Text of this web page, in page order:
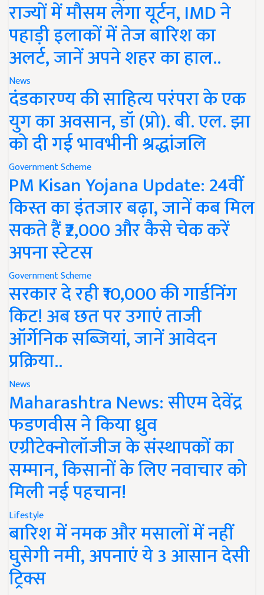
राज्यों में मौसम लेगा यूर्टन, IMD ने
पहाड़ी इलाकों में तेज बारिश का
अलर्ट, जानें अपने शहर का हाल..
News
दंडकारण्य की साहित्य परंपरा के एक
युग का अवसान, डॉ (प्रो). बी. एल. झा
को दी गई भावभीनी श्रद्धांजलि
Government Scheme
PM Kisan Yojana Update: 24वीं
किस्त का इंतजार बढ़ा, जानें कब मिल
सकते हैं ₹2,000 और कैसे चेक करें
अपना स्टेटस
Government Scheme
सरकार दे रही ₹10,000 की गार्डनिंग
किट! अब छत पर उगाएं ताजी
ऑर्गेनिक सब्जियां, जानें आवेदन
प्रक्रिया..
News
Maharashtra News: सीएम देवेंद्र
फडणवीस ने किया ध्रुव
एग्रीटेक्नोलॉजीज के संस्थापकों का
सम्मान, किसानों के लिए नवाचार को
मिली नई पहचान!
Lifestyle
बारिश में नमक और मसालों में नहीं
घुसेगी नमी, अपनाएं ये 3 आसान देसी
ट्रिक्स